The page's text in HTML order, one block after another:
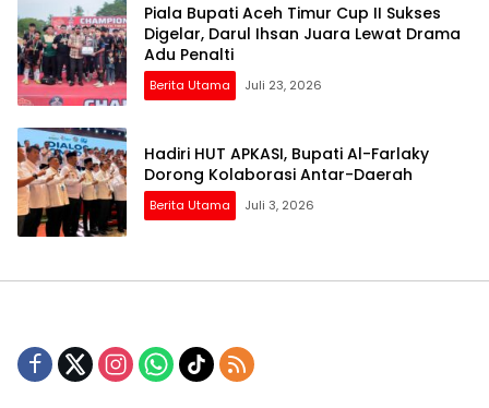
Piala Bupati Aceh Timur Cup II Sukses
Digelar, Darul Ihsan Juara Lewat Drama
Adu Penalti
Berita Utama Juli 23, 2026
Hadiri HUT APKASI, Bupati Al-Farlaky
Dorong Kolaborasi Antar-Daerah
Berita Utama Juli 3, 2026